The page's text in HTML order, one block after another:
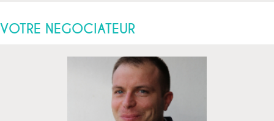
VOTRE NEGOCIATEUR